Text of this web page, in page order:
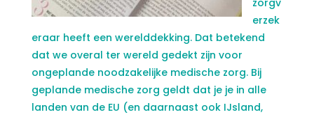
zorgv
erzek
eraar heeft een werelddekking. Dat betekend
dat we overal ter wereld gedekt zijn voor
ongeplande noodzakelijke medische zorg. Bij
geplande medische zorg geldt dat je je in alle
landen van de EU (en daarnaast ook IJsland,